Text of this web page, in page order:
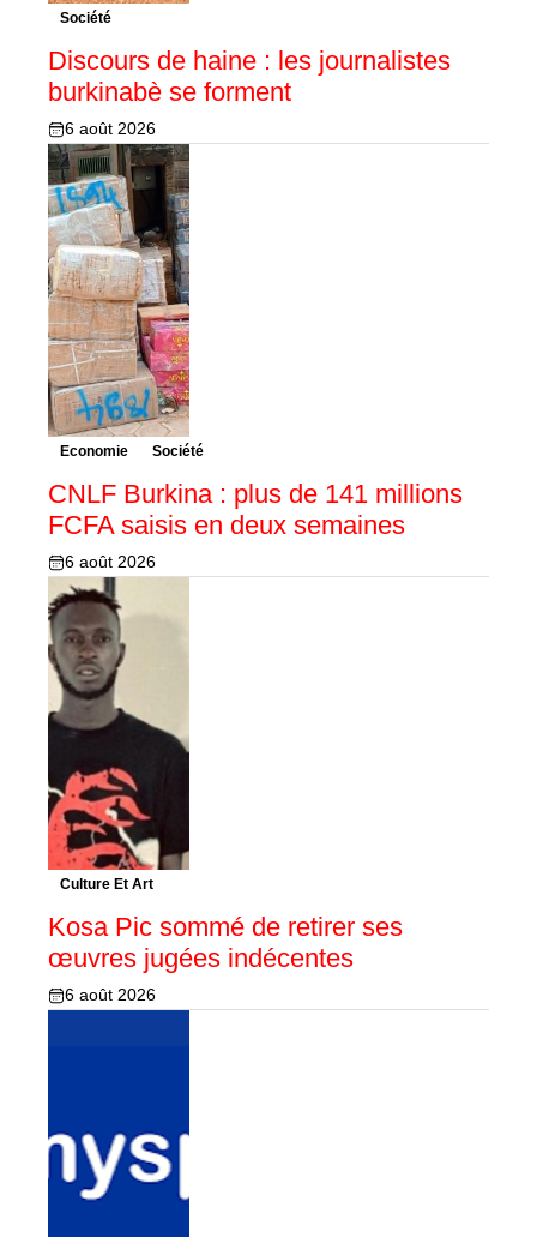
Société
Discours de haine : les journalistes
burkinabè se forment
6 août 2026
Economie Société
CNLF Burkina : plus de 141 millions
FCFA saisis en deux semaines
6 août 2026
Culture Et Art
Kosa Pic sommé de retirer ses
œuvres jugées indécentes
6 août 2026